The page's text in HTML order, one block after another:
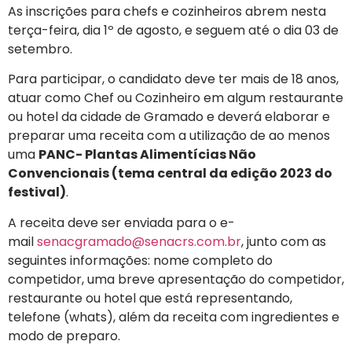
As inscrições para chefs e cozinheiros abrem nesta
terça-feira, dia 1º de agosto, e seguem até o dia 03 de
setembro.
Para participar, o candidato deve ter mais de 18 anos,
atuar como Chef ou Cozinheiro em algum restaurante
ou hotel da cidade de Gramado e deverá elaborar e
preparar uma receita com a utilização de ao menos
uma PANC- Plantas Alimentícias Não
Convencionais (tema central da edição 2023 do
festival).
A receita deve ser enviada para o e-
mailsenacgramado@senacrs.com.br, junto com as
seguintes informações: nome completo do
competidor, uma breve apresentação do competidor,
restaurante ou hotel que está representando,
telefone (whats), além da receita com ingredientes e
modo de preparo.